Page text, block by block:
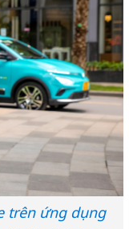
trên ứng dụng